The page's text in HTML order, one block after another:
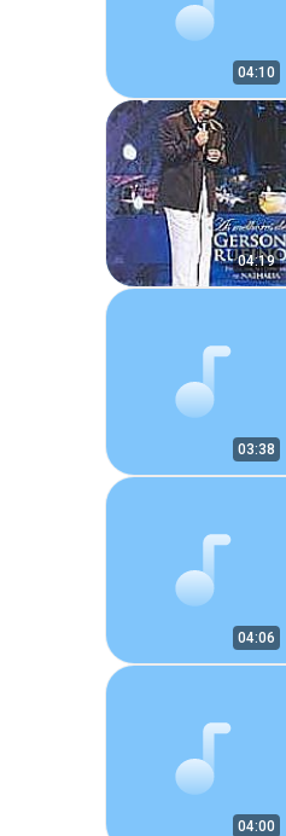
04:10
04:19
03:38
04:06
04:00